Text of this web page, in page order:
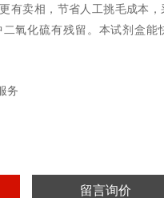
有卖相，节省人工挑毛成本
氧化硫有残留。本试剂盒能
务
留言询价